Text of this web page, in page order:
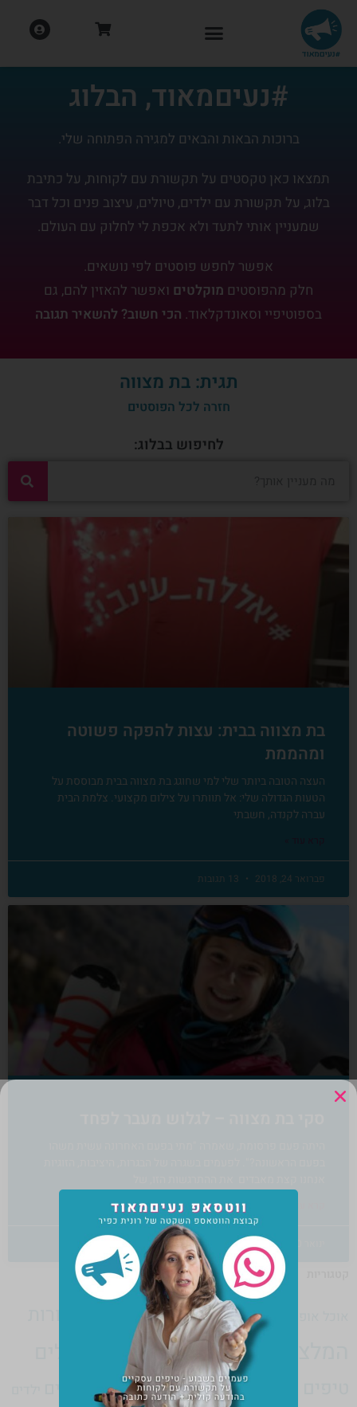
#נעיםמאוד, הבלוג
ברוכות הבאות והבאים למגירה הפתוחה שלי.
תמצאו כאן טקסטים על תקשורת עם לקוחות, על כתיבת
בלוג, על תקשורת עם ילדים, טיולים, עיצוב פנים וכל דבר
שמעניין אותי לתעד ולא אכפת לי לחלוק עם העולם.
אפשר לחפש פוסטים לפי נושאים.
חלק מהפוסטים מוקלטים ואפשר להאזין להם, גם
בספוטיפיי וסאונדקלאוד. הכי חשוב? להשאיר תגובה
תגית: בת מצווה
חזרה לכל הפוסטים
לחיפוש בבלוג:
בת מצווה בבית: עצות להפקה פשוטה
ומהממת
העצה הטובה ביותר שלי למי שחוגג בת מצווה בבית מבוססת על
הטעות הגדולה שלי: אל תוותרו על צילום מקצועי. צלמת הבית
עברה לקנדה, חשבתי
פברואר 24, 2018
17 תגובות
אמנותבית בכפרבלוג גוף נפש
הרצאות זוגיות חברותחגים חדש
טיפים לעיצובטיפים לעסק עצמאיטרנדים